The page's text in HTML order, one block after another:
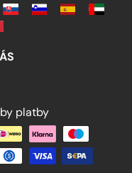
platby
spôsoby platby